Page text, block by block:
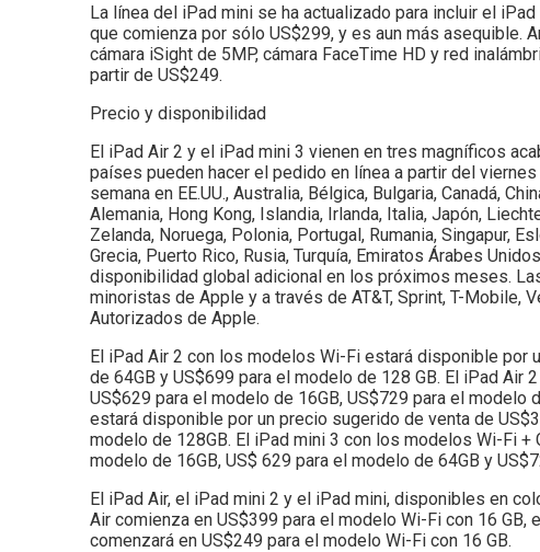
La línea del iPad mini se ha actualizado para incluir el
que comienza por sólo US$299, y es aun más asequible.
cámara iSight de 5MP, cámara FaceTime HD y red
partir de US$249.
Precio y disponibilidad
El iPad Air 2 y el iPad mini 3 vienen en tres magníficos
países pueden hacer el pedido en línea a partir del
semana en EE.UU., Australia, Bélgica, Bulgaria, Canadá,
Alemania, Hong Kong, Islandia, Irlanda, Italia, Japón,
Zelanda, Noruega, Polonia, Portugal, Rumania, Singapur,
Grecia, Puerto Rico, Rusia, Turquía, Emiratos Árabes
disponibilidad global adicional en los próximos meses.
minoristas de Apple y a través de AT&T, Sprint, T-
Autorizados de Apple.
El iPad Air 2 con los modelos Wi-Fi estará disponible por
de 64GB y US$699 para el modelo de 128 GB. El iPad
US$629 para el modelo de 16GB, US$729 para el
estará disponible por un precio sugerido de venta de
modelo de 128GB. El iPad mini 3 con los modelos Wi-Fi
modelo de 16GB, US$ 629 para el modelo de 64GB y
El iPad Air, el iPad mini 2 y el iPad mini, disponibles en
Air comienza en US$399 para el modelo Wi-Fi con 16
comenzará en US$249 para el modelo Wi-Fi con 16 GB.